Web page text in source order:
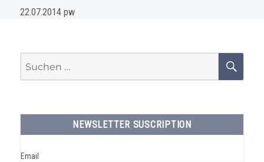
22.07.2014 pw
nach:
NEWSLETTER SUSCRIPTION
Email